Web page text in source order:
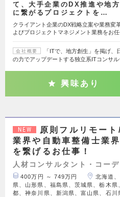
て、大手企業のDX推進や地
に繋がるプロジェクトを…
クライアント企業のDX戦略立案や業務変
よびプロジェクトマネジメント業務をお
会社概要
「ITで、地方創生」を掲げ
の力でアップデートする独立系ITコンサ
興味あり
NEW
原則フルリモー
業界や自動車整備士業
を繋げるお仕事！
人材コンサルタント・コー
400万円 ～ 749万円
北海道
県、山形県、福島県、茨城県、栃木
都、神奈川県、新潟県、富山県、石